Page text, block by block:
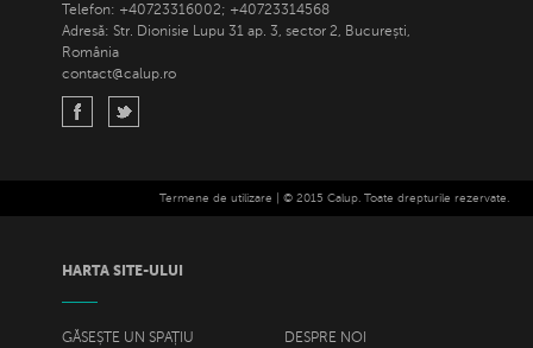
Telefon: +40723316002; +40723314568
Adresă: Str. Dionisie Lupu 31 ap. 3, sector 2, București,
România
contact@calup.ro
Termene de utilizare | © 2015 Calup. Toate drepturile rezervate.
HARTA SITE-ULUI
GĂSEȘTE UN SPAȚIU
DESPRE NOI